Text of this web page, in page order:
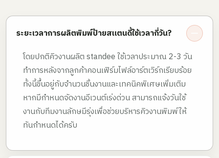
ระยะเวลาการผลิตพิมพ์ป้ายสแตนดี้ใช้เวลากี่วัน?
โดยปกติคิวงานผลิต standee ใช้เวลาประมาณ 2-3 วัน
ทำการหลังจากลูกค้าคอนเฟิร์มไฟล์อาร์ตเวิร์กเรียบร้อย
ทั้งนี้ขึ้นอยู่กับจำนวนชิ้นงานและเทคนิคพิเศษเพิ่มเติม
หากมีกำหนดจัดงานอีเวนต์เร่งด่วน สามารถแจ้งวันใช้
งานกับทีมงานลักษมีรุ่งเพื่อช่วยบริหารคิวงานพิมพ์ให้
ทันกำหนดได้ครับ